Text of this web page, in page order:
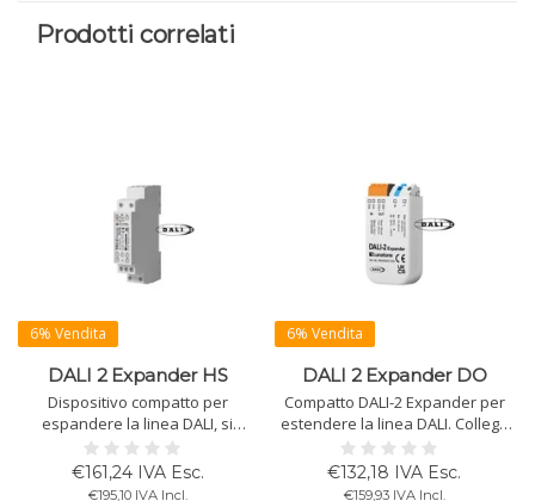
Prodotti correlati
6% Vendita
DALI 2 Expander HS
Dispositivo compatto per
espandere la linea DALI, si
collega al circuito DALI, funziona
come un ballast DALI con
indirizzo DALI. L'uscita forma una
€161,24 IVA Esc.
€195,10 IVA Incl.
6% Vendita
DALI 2 Expander DO
Compatto DALI-2 Expander per
estendere la linea DALI. Collega
ai terminali DALI IN. Aumenta il
numero di dispositivi e la
lunghezza del cavo.
€132,18 IVA Esc.
€159,93 IVA Incl.